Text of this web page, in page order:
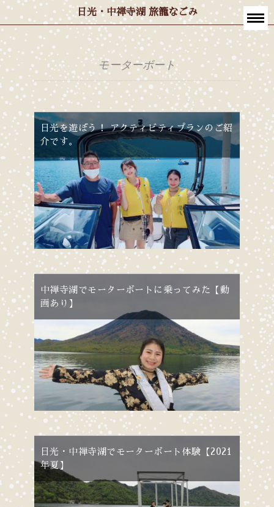
日光・中禅寺湖 旅籠なごみ
モーターボート
日光を遊ぼう！ アクティビティプランのご紹
介です。
中禅寺湖でモーターボートに乗ってみた【動
画あり】
日光・中禅寺湖でモーターボート体験【2021
年夏】